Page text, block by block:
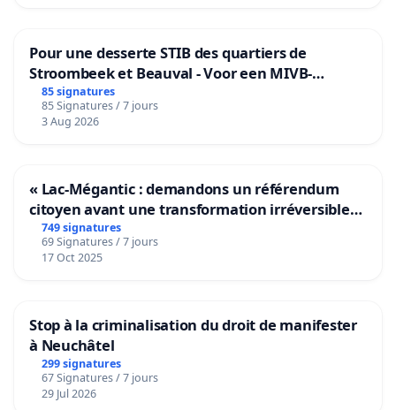
Pour une desserte STIB des quartiers de
Stroombeek et Beauval - Voor een MIVB-
bediening van de wijken Strombeek en Het
Voor
85 signatures
85 Signatures / 7 jours
3 Aug 2026
« Lac-Mégantic : demandons un référendum
citoyen avant une transformation irréversible
de notre territoire »
749 signatures
69 Signatures / 7 jours
17 Oct 2025
Stop à la criminalisation du droit de manifester
à Neuchâtel
299 signatures
67 Signatures / 7 jours
29 Jul 2026